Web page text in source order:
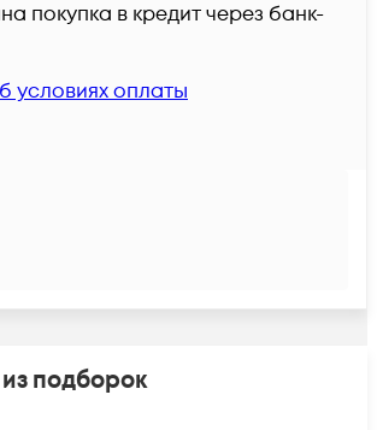
покупка в кредит через банк-
условиях оплаты
подборок